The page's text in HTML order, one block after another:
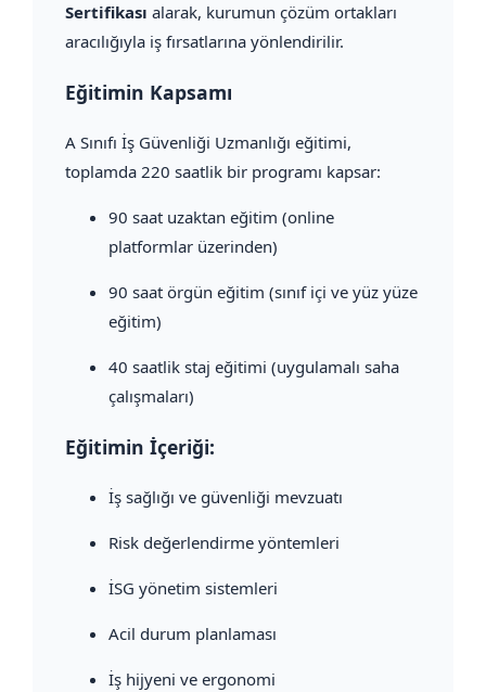
Sertifikası alarak, kurumun çözüm ortakları
aracılığıyla iş fırsatlarına yönlendirilir.
Eğitimin Kapsamı
A Sınıfı İş Güvenliği Uzmanlığı eğitimi,
toplamda 220 saatlik bir programı kapsar:
90 saat uzaktan eğitim (online
platformlar üzerinden)
90 saat örgün eğitim (sınıf içi ve yüz yüze
eğitim)
40 saatlik staj eğitimi (uygulamalı saha
çalışmaları)
Eğitimin İçeriği:
İş sağlığı ve güvenliği mevzuatı
Risk değerlendirme yöntemleri
İSG yönetim sistemleri
Acil durum planlaması
İş hijyeni ve ergonomi